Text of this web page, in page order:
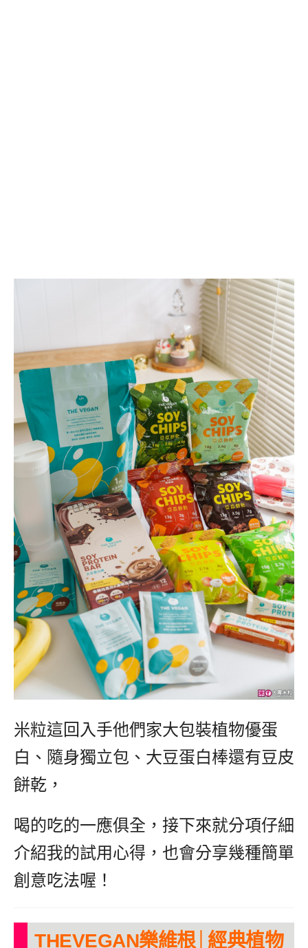
米粒這回入手他們家大包裝植物優蛋
白、隨身獨立包、大豆蛋白棒還有豆皮
餅乾，
喝的吃的一應俱全，接下來就分項仔細
介紹我的試用心得，也會分享幾種簡單
創意吃法喔！
THEVEGAN樂維根│經典植物